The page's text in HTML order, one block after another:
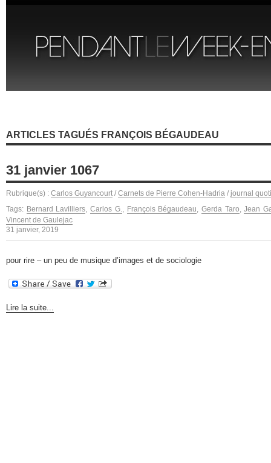
ARTICLES TAGUÉS FRANÇOIS BÉGAUDEAU
31 janvier 1067
Rubrique(s) : Carlos Guyancourt / Carnets de Pierre Cohen-Hadria / journal
Tags: Bernard Lavilliers,Carlos G., François Bégaudeau,Gerda Taro,Jean
Vincent de Gaulejac
31 janvier, 2019
pour rire – un peu de musique d’images et de sociologie
Lire la suite...